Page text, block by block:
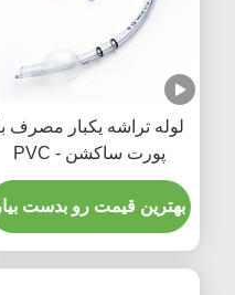
لوله تراشه یکبار مصرف با
پورت ساکشن - PVC
شفاف بدون DEHP برای
پنج سال ضمانت کیفیت
بهترین قیمت رو بدست بیار